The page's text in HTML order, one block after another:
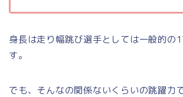
身長は走り幅跳び選手としては一般的の
す。
でも、そんなの関係ないくらいの跳躍力